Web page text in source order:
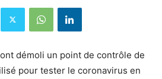
démoli un point de contrôle de
pour tester le coronavirus en